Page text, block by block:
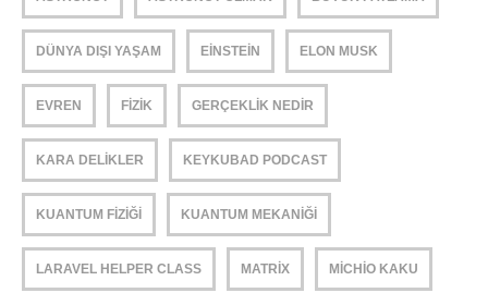
DÜNYA DIŞI YAŞAM EINSTEIN ELON MUSK
EVREN FIZIK GERÇEKLIK NEDIR
KARA DELIKLER KEYKUBAD PODCAST
KUANTUM FIZIĞI KUANTUM MEKANIĞI
LARAVEL HELPER CLASS MATRIX MICHIO KAKU